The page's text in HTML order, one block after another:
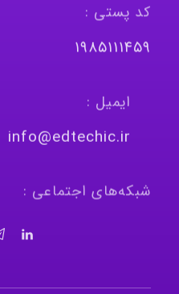
کد پستی :
١٩٨٥١١١٤٥٩
ایمیل :
info@edtechic.ir
شبکه‌های اجتماعی :